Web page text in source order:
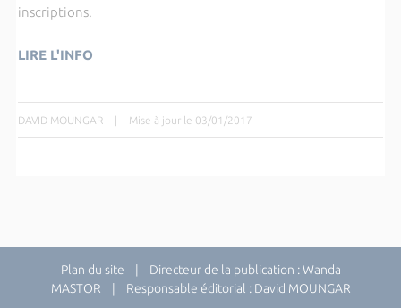
inscriptions.
LIRE L'INFO
DAVID MOUNGAR | Mise à jour le 03/01/2017
Plan du site | Directeur de la publication : Wanda
MASTOR | Responsable éditorial : David MOUNGAR